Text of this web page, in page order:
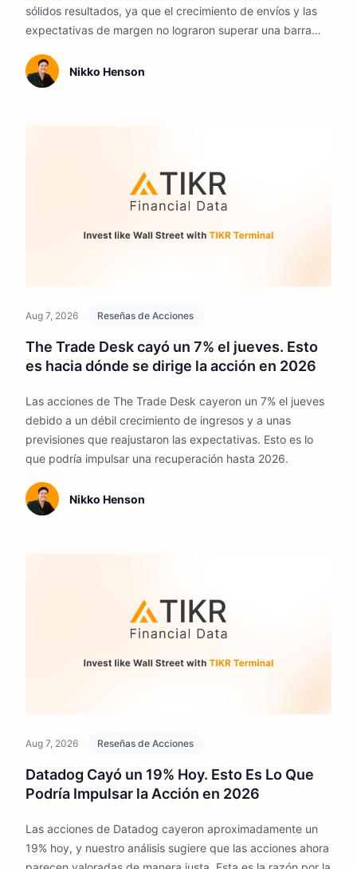
sólidos resultados, ya que el crecimiento de envíos y las
expectativas de margen no lograron superar una barra
durante el resto de 2026.
Nikko Henson
Aug 7, 2026 Reseñas de Acciones
The Trade Desk cayó un 7% el jueves. Esto
es hacia dónde se dirige la acción en 2026
Las acciones de The Trade Desk cayeron un 7% el jueves
debido a un débil crecimiento de ingresos y a unas
previsiones que reajustaron las expectativas. Esto es lo
que podría impulsar una recuperación hasta 2026.
Nikko Henson
Aug 7, 2026 Reseñas de Acciones
Datadog Cayó un 19% Hoy. Esto Es Lo Que
Podría Impulsar la Acción en 2026
Las acciones de Datadog cayeron aproximadamente un
19% hoy, y nuestro análisis sugiere que las acciones ahora